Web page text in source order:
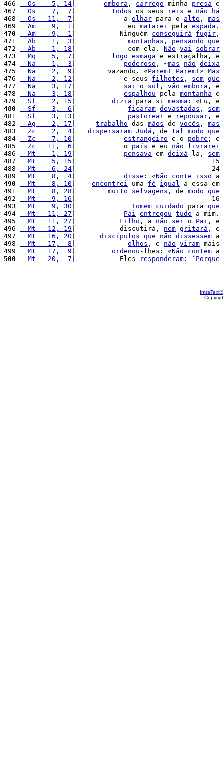
466
  Os    5, 14
embora , carrego minha presa e
467
  Os    7,  7
todos os seus reis e não
há
468
  Os   11,  7
|            a olhar para o alto , mas
469
  Am    9,  1
|             eu matarei pela espada .
470
  Am    9,  1
|           Ninguém conseguirá fugir ,
471
  Ab    1,  3
montanhas , pensando que
472
  Ab    1, 18
|             com ela. Não vai
sobrar
473
  Mq    5,  7
logo esmaga e estraçalha, e
474
  Na    1,  3
poderoso , ~mas não deixa
475
  Na    2,  9
|        vazando. «Parem ! Parem !» Mas
476
  Na    2, 12
|            e seus filhotes , sem que
477
  Na    3, 17
sai o sol , vão embora , e
478
  Na    3, 18
espalhou pela montanha e
479
  Sf    2, 15
dizia para si mesma : «Eu, e
480
  Sf    3,  6
ficaram devastadas , sem
481
  Sf    3, 13
pastorear e repousar , e
482
  Ag    2, 17
trabalho das mãos de vocês , mas
483
  Zc    2,  4
dispersaram Judá , de tal modo que
484
  Zc    7, 10
estrangeiro e o pobre ; e
485
  Zc   11,  6
|            o país e eu não
livrarei
486
  Mt    1, 19
pensava em deixá -la, sem
487
  Mt    5, 15
|                                  15
488
  Mt    6, 24
|                                  24
489
  Mt    8,  4
disse : «Não conte isso a
490
  Mt    8, 10
encontrei uma fé igual a essa em
491
  Mt    8, 28
muito selvagens , de modo que
492
  Mt    9, 16
|                                  16
493
  Mt    9, 30
Tomem cuidado para que
494
  Mt   11, 27
Pai entregou tudo a mim.
495
  Mt   11, 27
Filho , a não ser o Pai , e
496
  Mt   12, 19
|           discutirá, nem gritará , e
497
  Mt   16, 20
discípulos que não dissessem a
498
  Mt   17,  8
olhos , e não viram mais
499
  Mt   17,  9
ordenou -lhes: «Não contem a
500
  Mt   20,  7
|           Eles responderam : ‘ Porque
IntraText®